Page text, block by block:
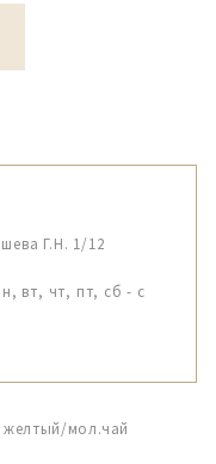
Г.Н. 1/12
вт, чт, пт, сб - с
желтый/мол.чай